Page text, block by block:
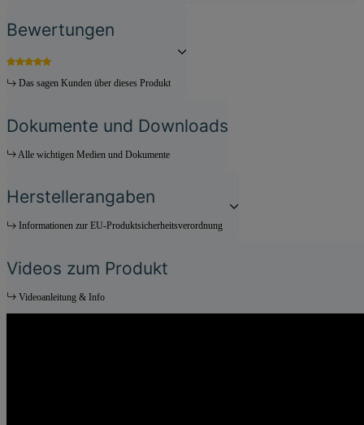
Bewertungen
Das sagen Kunden über dieses Produkt
Dokumente und Downloads
Alle wichtigen Medien und Dokumente
Herstellerangaben
Informationen zur EU-Produktsicherheitsverordnung
Videos zum Produkt
Videoanleitung & Info